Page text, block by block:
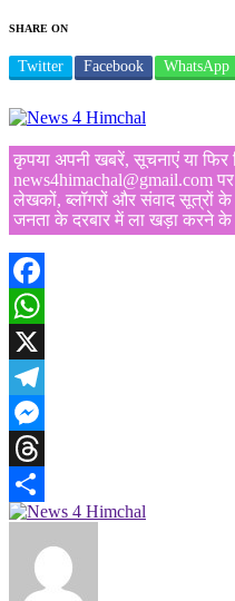
SHARE ON
Twitter Facebook WhatsApp
कृपया अपनी खबरें, सूचनाएं या फिर
news4himachal@gmail.com
लेखकों, ब्लॉगरों और संवाद सूत्रों के
जनता के दरबार में ला खड़ा करने के
Facebook
WhatsApp
X
Telegram
Messenger
Threads
Share